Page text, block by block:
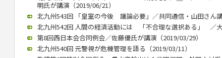
明氏が講演（2019/06/21）
北九州543回 「皇室の今後 議論必要」／共同通信・山田さん
北九州542回 人間の経済活動には 「不合理な選択ある」 ／
第8回西日本会合同例会／佐藤優氏が講演（2019/03/29）
北九州540回 元警視が危機管理を語る（2019/03/11）